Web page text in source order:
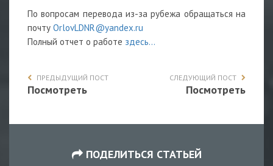
По вопросам перевода из-за рубежа обращаться на
почту OrlovLDNR@yandex.ru
Полный отчет о работе здесь...
ПРЕДЫДУЩИЙ ПОСТ
Посмотреть
СЛЕДУЮЩИЙ ПОСТ
Посмотреть
ПОДЕЛИТЬСЯ СТАТЬЕЙ